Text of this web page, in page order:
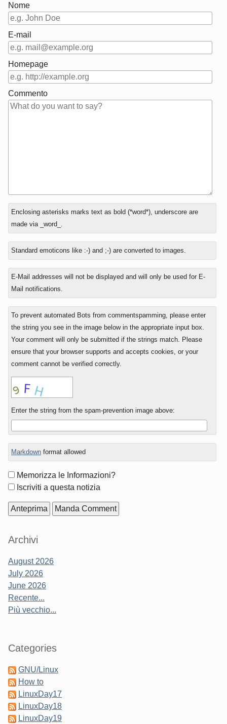
Nome
E-mail
Homepage
Commento
In
risposta
a
Enclosing asterisks marks text as bold (*word*), underscore are
made via _word_.
Standard emoticons like :-) and ;-) are converted to images.
E-Mail addresses will not be displayed and will only be used for E-
Mail notifications.
To prevent automated Bots from commentspamming, please enter
the string you see in the image below in the appropriate input box.
Your comment will only be submitted if the strings match. Please
ensure that your browser supports and accepts cookies, or your
comment cannot be verified correctly.
Enter the string from the spam-prevention image above:
Markdownformat allowed
Form
options
Memorizza le Informazioni?
Iscriviti a questa notizia
Sidebar
Archivi
August 2026
July 2026
June 2026
Recente...
Più vecchio...
Categories
GNU/Linux
How to
LinuxDay17
LinuxDay18
LinuxDay19